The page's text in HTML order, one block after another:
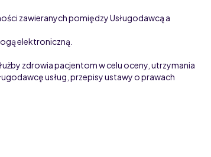
zawieranych pomiędzy Usługodawcą a
elektroniczną.
zdrowia pacjentom w celu oceny, utrzymania
usług, przepisy ustawy o prawach